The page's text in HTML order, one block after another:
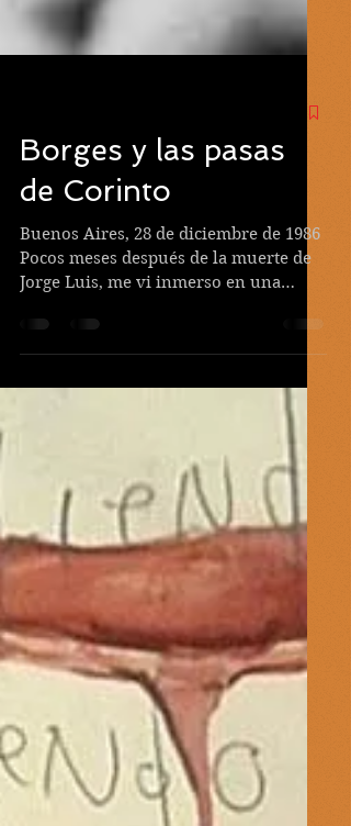
Buenos Aires, 28 de diciembre de 1986
Pocos meses después de la muerte de
Jorge Luis, me vi inmerso en una
conversación accidental...